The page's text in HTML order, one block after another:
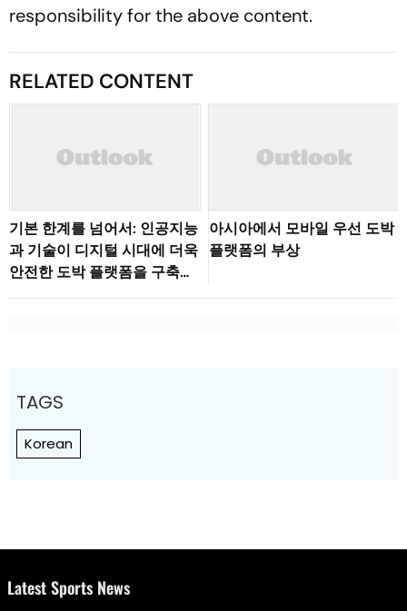
responsibility for the above content.
RELATED CONTENT
기본 한계를 넘어서: 인공지능
과 기술이 디지털 시대에 더욱
안전한 도박 플랫폼을 구축하
는 방법
아시아에서 모바일 우선 도박
플랫폼의 부상
TAGS
Korean
Latest Sports News